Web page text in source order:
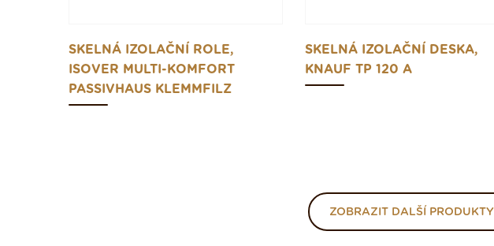
SKELNÁ IZOLAČNÍ ROLE,
ISOVER MULTI-KOMFORT
PASSIVHAUS KLEMMFILZ
SKELNÁ IZOLAČNÍ DESKA,
KNAUF TP 120 A
ZOBRAZIT DALŠÍ PRODUKTY